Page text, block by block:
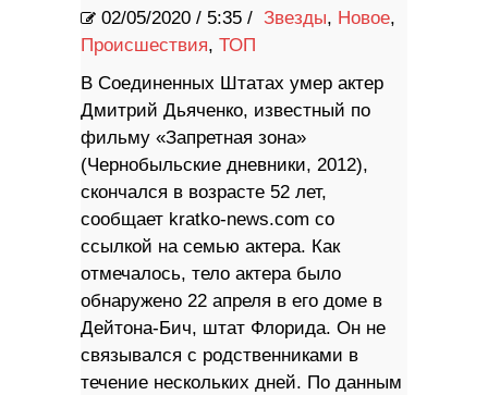
02/05/2020 / 5:35 / Звезды, Новое,
Происшествия, ТОП
В Соединенных Штатах умер актер
Дмитрий Дьяченко, известный по
фильму «Запретная зона»
(Чернобыльские дневники, 2012),
скончался в возрасте 52 лет,
сообщает kratko-news.com со
ссылкой на семью актера. Как
отмечалось, тело актера было
обнаружено 22 апреля в его доме в
Дейтона-Бич, штат Флорида. Он не
связывался с родственниками в
течение нескольких дней. По данным